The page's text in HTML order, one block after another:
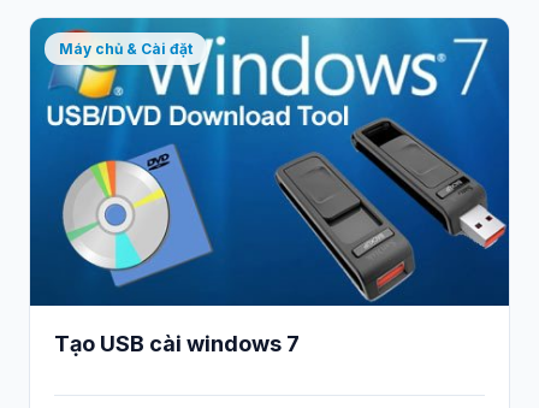
Máy chủ & Cài đặt
Tạo USB cài windows 7